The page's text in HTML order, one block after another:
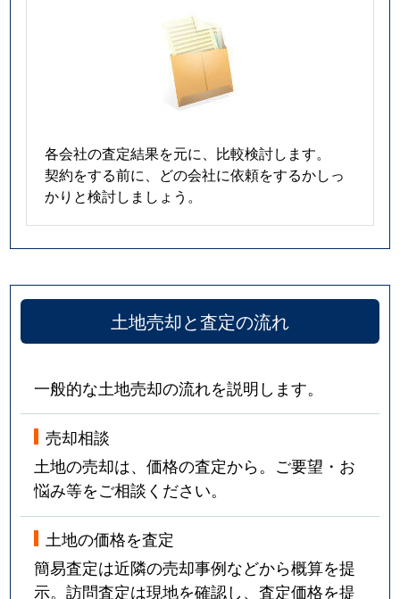
各会社の査定結果を元に、比較検討します。
契約をする前に、どの会社に依頼をするかしっ
かりと検討しましょう。
土地売却と査定の流れ
一般的な土地売却の流れを説明します。
売却相談
土地の売却は、価格の査定から。ご要望・お
悩み等をご相談ください。
土地の価格を査定
簡易査定は近隣の売却事例などから概算を提
示。訪問査定は現地を確認し、査定価格を提